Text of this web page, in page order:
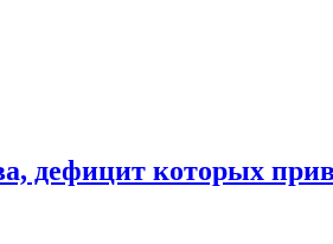
дефицит которых